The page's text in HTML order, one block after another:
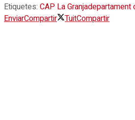
Etiquetes: CAP La Granjadepartament
EnviarCompartir TuitCompartir